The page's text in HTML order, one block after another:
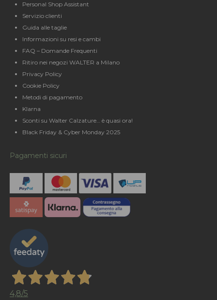
Personal Shop Assistant
Servizio clienti
Guida alle taglie
Informazioni su resi e cambi
FAQ – Domande Frequenti
Ritiro nei negozi WALTER a Milano
Privacy Policy
Cookie Policy
Metodi di pagamento
Klarna
Sconti su Walter Calzature… è quasi ora!
Black Friday & Cyber Monday 2025
Pagamenti sicuri
4,8/5